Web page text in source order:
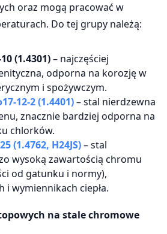
oraz mogą pracować w
Do tej grupy należą:
(1.4301)– najczęściej
odporna na korozję w
i spożywczym.
12-2 (1.4401)– stal nierdzewna
znacznie bardziej odporna na
chlorków.
(1.4762, H24JS)– stal
wysoką zawartością chromu
od gatunku i normy),
i wymiennikach ciepła.
na stale chromowe